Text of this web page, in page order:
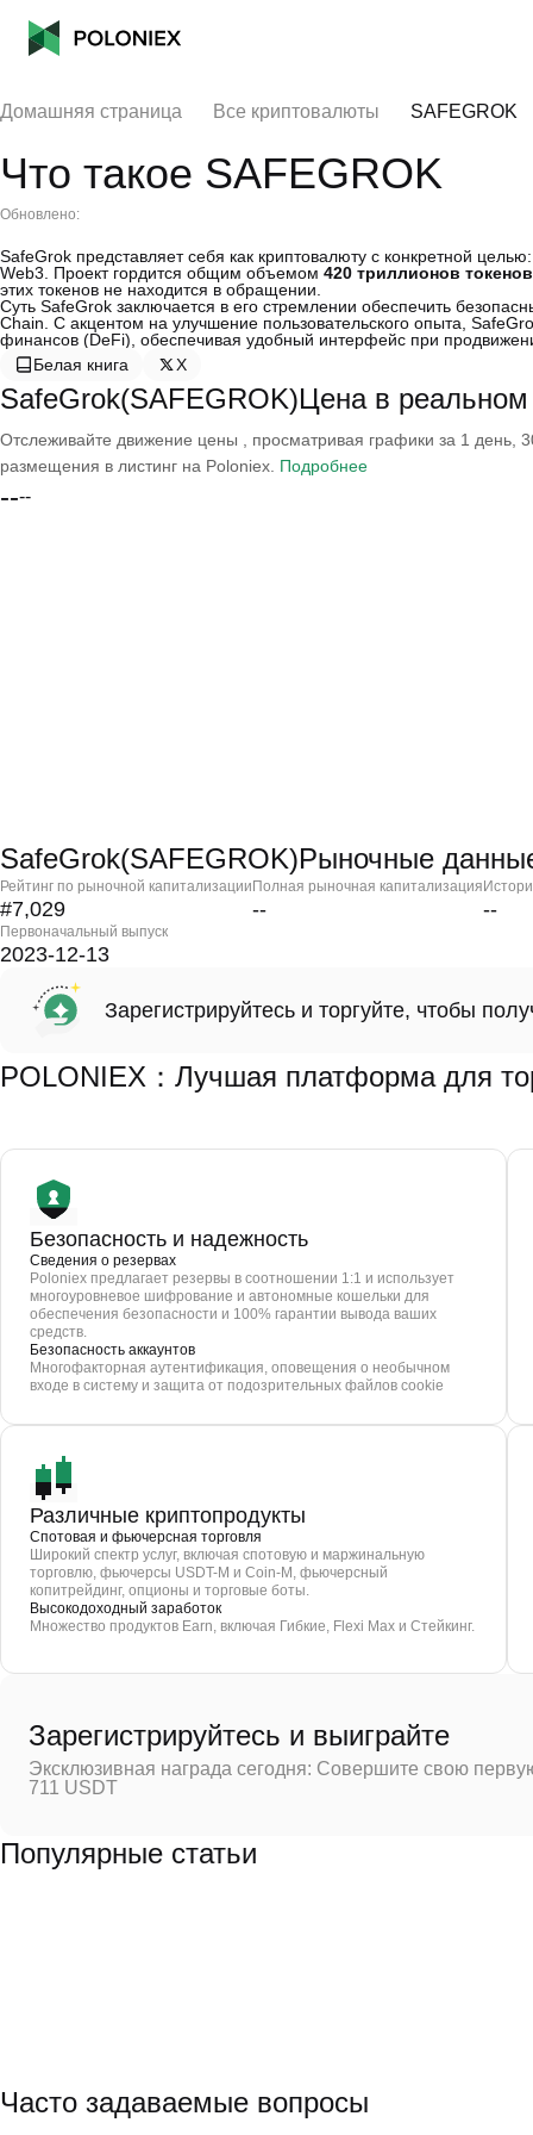
Домашняя страница Все криптовалюты SAFEGROK
Что такое SAFEGROK
Обновлено:
SafeGrok представляет себя как криптовалюту с конкретной
Web3. Проект гордится общим объемом 420 триллионов токенов
этих токенов не находится в обращении.
Суть SafeGrok заключается в его стремлении обеспечить
Chain. С акцентом на улучшение пользовательского опыта,
финансов (DeFi), обеспечивая удобный интерфейс при
Белая книга
X
SafeGrok(SAFEGROK)Цена в
Отслеживайте движение цены , просматривая графики за 1 день,
размещения в листинг на Poloniex. Подробнее
----
SafeGrok(SAFEGROK)Рыночные
Рейтинг по рыночной капитализации
#7,029
Полная рыночная капитализация
-- --
Первоначальный выпуск
2023-12-13
Зарегистрируйтесь и торгуйте, чтобы
POLONIEX：Лучшая платформа для
Безопасность и надежность
Сведения о резервах
Poloniex предлагает резервы в соотношении 1:1 и использует
многоуровневое шифрование и автономные кошельки для
обеспечения безопасности и 100% гарантии вывода ваших
средств.
Безопасность аккаунтов
Многофакторная аутентификация, оповещения о необычном
входе в систему и защита от подозрительных файлов cookie
Различные криптопродукты
Спотовая и фьючерсная торговля
Широкий спектр услуг, включая спотовую и маржинальную
торговлю, фьючерсы USDT-M и Coin-M, фьючерсный
копитрейдинг, опционы и торговые боты.
Высокодоходный заработок
Множество продуктов Earn, включая Гибкие, Flexi Max и Стейкинг.
Зарегистрируйтесь и выиграйте
Эксклюзивная награда сегодня: Совершите свою
711 USDT
Популярные статьи
Часто задаваемые вопросы